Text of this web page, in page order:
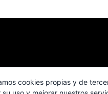
cookies propias y de